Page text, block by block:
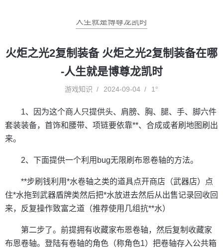
人生就是博尊龙凯时
火炬之光2复制装备 火炬之光2复制装备在哪
-人生就是博尊龙凯时
游戏知识 2024-09-04 1°
1、因为这个商人只提供头、肩膀、胸、腿、手、脚六件
套装装备，首饰和腰带、项链要依靠**、合成或者刷地图刷出
来。
2、下面提供一个利用bug无限刷布恩卷轴的方法。
**步刷钱利用*水卷轴之类的道具点开商店（武器店）点
住*水拖到武器盾牌类然后把*水放进去然后从出售记录回收回
来，反复操作致富之道（推荐使用几组抗**水）
第二步了。前提拥有收藏家布恩卷轴，然后复制收藏家
布恩卷轴。登陆有卷轴的角色（称角色1）把卷轴存入公共箱